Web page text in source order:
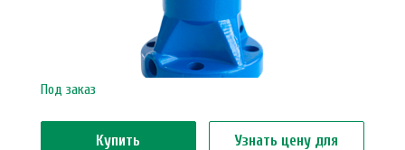
Под заказ
Купить
Узнать цену для